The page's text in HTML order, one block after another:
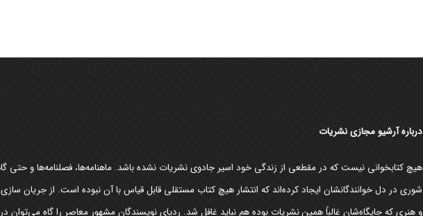
دربارۀ آرشیو مجازی نشریات
هیچ کتابخوانی نیست که در مقطعی از زندگی خود اسیر جادوی نشریات نشده باشد. ماهنامه‌ها، فصلنامه‌ها و حتی
شوری در دل خوانندگانشان ایجاد کرده‌اند که انتشار هیچ کتاب مستقلی قابل قیاس با آن نبوده است. از جریان
و هنری که جایگاه‌شان غالباً همین نشریات بوده هم نباید غافل شد. ردپای نویسندگان مشهور معاصر را گاه می‌توان